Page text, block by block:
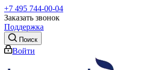
+7 495 744-00-04
Заказать звонок
Поддержка
Поиск
Войти